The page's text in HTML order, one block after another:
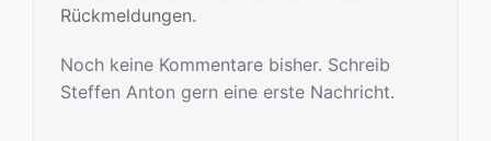
Rückmeldungen.
Noch keine Kommentare bisher. Schreib
Steffen Anton gern eine erste Nachricht.